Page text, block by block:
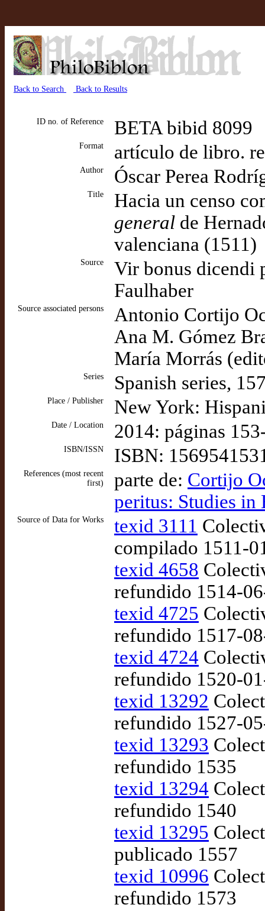
Back to Search Back to Results
ID no. of Reference BETA bibid 8099
Format artículo de libro.
Author Óscar Perea
Title
Hacia un censo
general de
valenciana (1511)
Source
Vir bonus dicendi
Faulhaber
Source associated persons
Antonio Cortijo
Ana M. Gómez
María Morrás
Series Spanish series,
Place / Publisher New York:
Date / Location 2014: páginas
ISBN/ISSN ISBN:
References (most recent
first)
parte de: Cortijo
peritus: Studies in
Source of Data for Works texid 3111
compilado 1511-
texid 4658
refundido 1514-
texid 4725
refundido 1517-
texid 4724
refundido 1520-
texid 13292
refundido 1527-
texid 13293
refundido 1535
texid 13294
refundido 1540
texid 13295
publicado 1557
texid 10996
refundido 1573